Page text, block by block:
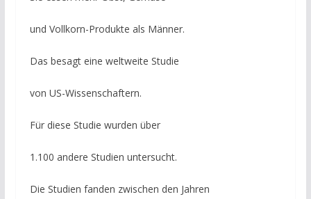
und Vollkorn-Produkte als Männer.
Das besagt eine weltweite Studie
von US-Wissenschaftern.
Für diese Studie wurden über
1.100 andere Studien untersucht.
Die Studien fanden zwischen den Jahren